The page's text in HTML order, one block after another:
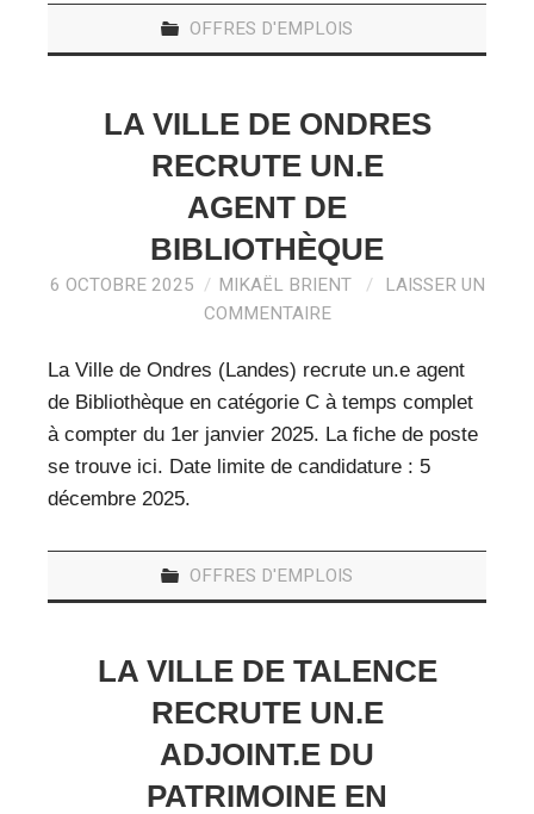
OFFRES D'EMPLOIS
LA VILLE DE ONDRES
RECRUTE UN.E
AGENT DE
BIBLIOTHÈQUE
6 OCTOBRE 2025 MIKAËL BRIENT
LAISSER UN
COMMENTAIRE
La Ville de Ondres (Landes) recrute un.e agent
de Bibliothèque en catégorie C à temps complet
à compter du 1er janvier 2025. La fiche de poste
se trouve ici. Date limite de candidature : 5
décembre 2025.
OFFRES D'EMPLOIS
LA VILLE DE TALENCE
RECRUTE UN.E
ADJOINT.E DU
PATRIMOINE EN